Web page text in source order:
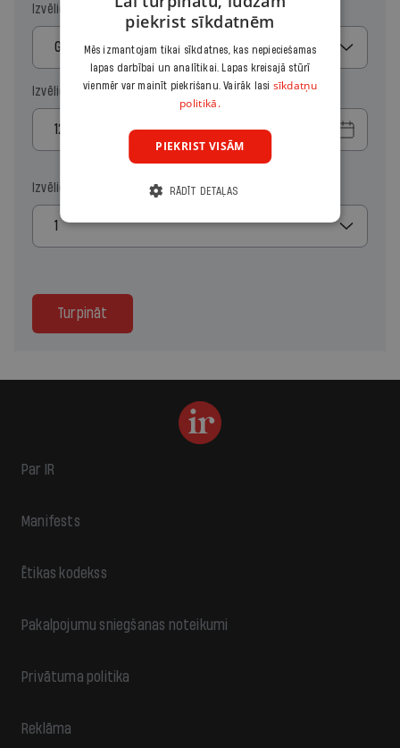
Izvēlies periodu
Gads
Izvēlies sākuma datumu
Izvēlies kopiju skaitu
1
Turpināt
Par IR
Manifests
Ētikas kodekss
Pakalpojumu sniegšanas noteikumi
Privātuma politika
Reklāma
piekrist sīkdatnēm
Mēs izmantojam tikai sīkdatnes, kas nepieciešamas
lapas darbībai un analītikai. Lapas kreisajā stūrī
vienmēr var mainīt piekrišanu. Vairāk lasi sīkdatņu
politikā.
PIEKRIST VISĀM
RĀDĪT DETAĻAS